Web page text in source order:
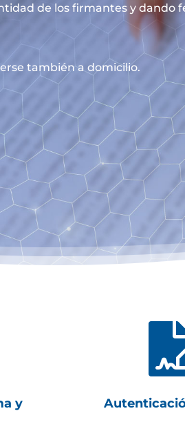
de los firmantes y dando
también a domicilio.
y